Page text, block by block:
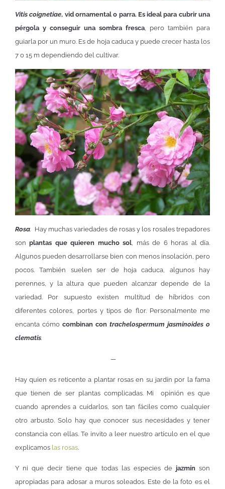
Vitis coignetiae, vid ornamental o parra. Es ideal para cubrir una
pérgola y conseguir una sombra fresca , pero también para
guiarla por un muro. Es de hoja caduca y puede crecer hasta los
7 o 15 m dependiendo del cultivar.
Rosa. Hay muchas variedades de rosas y los rosales trepadores
sonplantas que quieren mucho sol, más de 6 horas al día.
Algunos pueden desarrollarse bien con menos insolación, pero
pocos. También suelen ser de hoja caduca, algunos hay
perennes, y la altura que pueden alcanzar depende de la
variedad. Por supuesto existen multitud de híbridos con
diferentes colores, portes y tipos de flor. Personalmente me
encanta cómo combinan con trachelospermum jasminoides o
clematis.
—
Hay quien es reticente a plantar rosas en su jardín por la fama
que tienen de ser plantas complicadas. Mi opinión es que
cuando aprendes a cuidarlos, son tan fáciles como cualquier
otro arbusto. Solo hay que conocer sus necesidades y tener
constancia con ellas. Te invito a leer nuestro artículo en el que
explicamos las rosas.
Y ni que decir tiene que todas las especies de jazmínson
apropiadas para adosar a muros soleados. Este de la foto es el